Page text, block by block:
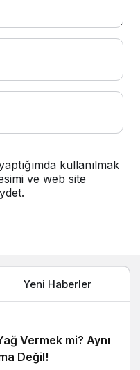
kullanılmak
ve web site
Yeni Haberler
Vermek mi? Aynı
Değil!